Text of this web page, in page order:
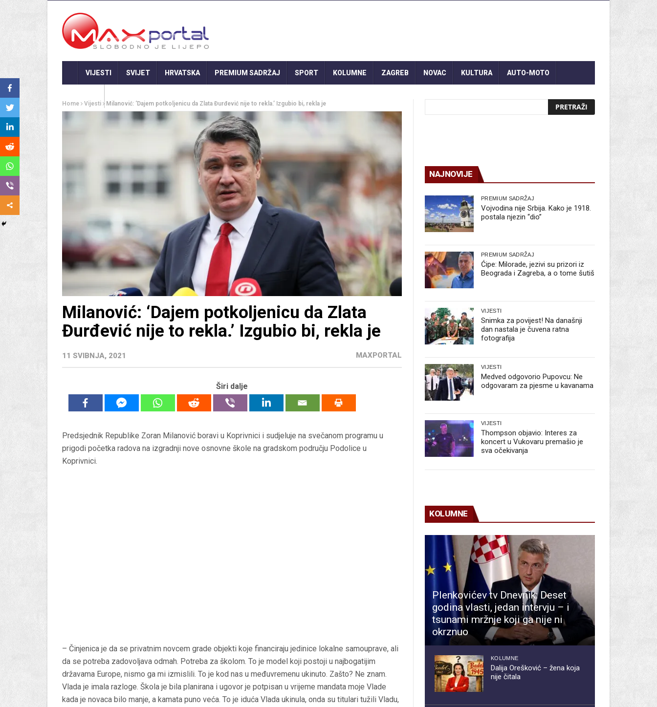
VIJESTI SVIJET HRVATSKA PREMIUM SADRŽAJ SPORT KOLUMNE ZAGREB NOVAC KULTURA AUTO-MOTO
Home Vijesti Milanović: ‘Dajem potkoljenicu da Zlata Đurđević nije to rekla.’ Izgubio bi, rekla je
Milanović: ‘Dajem potkoljenicu da Zlata
Đurđević nije to rekla.’ Izgubio bi, rekla je
11 SVIBNJA, 2021 MAXPORTAL
Širi dalje
Predsjednik Republike Zoran Milanović boravi u Koprivnici i sudjeluje na svečanom programu u
prigodi početka radova na izgradnji nove osnovne škole na gradskom području Podolice u
Koprivnici.
– Činjenica je da se privatnim novcem grade objekti koje financiraju jedinice lokalne samouprave, ali
da se potreba zadovoljava odmah. Potreba za školom. To je model koji postoji u najbogatijim
državama Europe, nismo ga mi izmislili. To je kod nas u međuvremenu ukinuto. Zašto? Ne znam.
Vlada je imala razloge. Škola je bila planirana i ugovor je potpisan u vrijeme mandata moje Vlade
kada je novaca bilo manje, a kamata puno veća. To je iduća Vlada ukinula, onda su titulari tužili Vladu,
NAJNOVIJE
PREMIUM SADRŽAJ
Vojvodina nije Srbija. Kako je 1918.
postala njezin “dio”
PREMIUM SADRŽAJ
Ćipe: Milorade, jezivi su prizori iz
Beograda i Zagreba, a o tome šutiš
VIJESTI
Snimka za povijest! Na današnji
dan nastala je čuvena ratna
fotografija
VIJESTI
Medved odgovorio Pupovcu: Ne
odgovaram za pjesme u kavanama
VIJESTI
Thompson objavio: Interes za
koncert u Vukovaru premašio je
sva očekivanja
KOLUMNE
Plenkovićev tv Dnevnik: Deset
godina vlasti, jedan intervju – i
tsunami mržnje koji ga nije ni
okrznuo
KOLUMNE
Dalija Orešković – žena koja
nije čitala